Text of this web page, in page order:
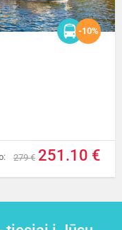
-10%
279 € 251.10 €